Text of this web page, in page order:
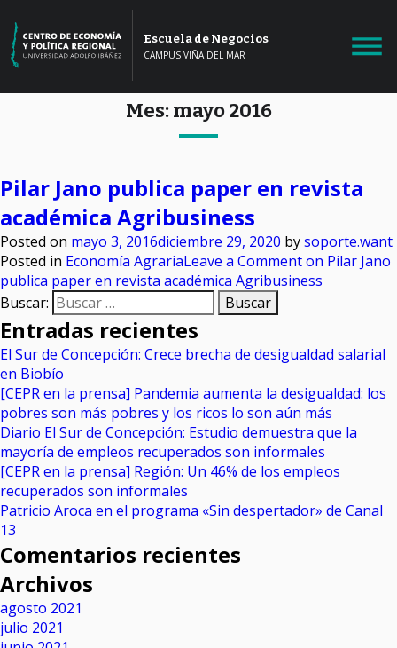
Escuela de Negocios
CAMPUS VIÑA DEL MAR
Mes:mayo 2016
Pilar Jano publica paper en revista
académica Agribusiness
Posted on mayo 3, 2016diciembre 29, 2020 bysoporte.want
Posted in Economía AgrariaLeave a Commenton Pilar Jano
publica paper en revista académica Agribusiness
Buscar:
Entradas recientes
El Sur de Concepción: Crece brecha de desigualdad salarial
en Biobío
[CEPR en la prensa] Pandemia aumenta la desigualdad: los
pobres son más pobres y los ricos lo son aún más
Diario El Sur de Concepción: Estudio demuestra que la
mayoría de empleos recuperados son informales
[CEPR en la prensa] Región: Un 46% de los empleos
recuperados son informales
Patricio Aroca en el programa «Sin despertador» de Canal
13
Comentarios recientes
Archivos
agosto 2021
julio 2021